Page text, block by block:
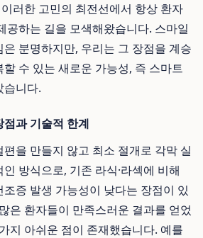
러한 고민의 최전선에서 항상 환자
공하는 길을 모색해왔습니다. 스마일
분명하지만, 우리는 그 장점을 계승
수 있는 새로운 가능성, 즉 스마트
습니다.
과 기술적 한계
편을 만들지 않고 최소 절개로 각막 실
방식으로, 기존 라식·라섹에 비해
증 발생 가능성이 낮다는 장점이 있
은 환자들이 만족스러운 결과를 얻었
지 아쉬운 점이 존재했습니다. 예를